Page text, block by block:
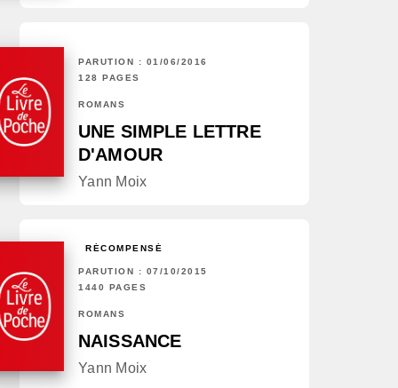
PARUTION : 01/06/2016
128 PAGES
ROMANS
UNE SIMPLE LETTRE
D'AMOUR
Yann Moix
RÉCOMPENSÉ
PARUTION : 07/10/2015
1440 PAGES
ROMANS
NAISSANCE
Yann Moix